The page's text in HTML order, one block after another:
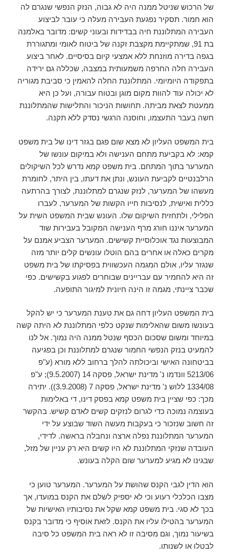
של הרכוש שניטל ממנה היה לא גבוה, הנזק הנפשי שנגרם לה
הוא חמור. תסקיר נפגעת העבירה מעלה כי עובר לביצוע
העבירה המתלוננת חיה בבדידות ובעוני קשים: מדובר באלמנה
בת 91, שמתקיימת מקצבת זקנה של ביטוח לאומי ומתגוררת
בגפה בדירה מוזנחת ללא אמצעי קיום בסיסיים. לאחר ביצוע
העבירה חלה החרפה משמעותית במצבה, שכללה גם ירידה
בתפקודה היומיומי. המתלוננת החלה להאמין כי סביבת מגוריה
לא יכולה עוד להוות מקום מוגן ובטוח עבורה, ועל כן היא
ממעטת לצאת מביתה. תחושות הניכור והתלישות שהמתלוננת
חשה בעבר התעצמו, וחוסנה הרגשי נסדק ללא תקנה.
בית המשפט העליון לא מצא שום פגם בגזר דינו של בית משפט
קמא: לא בקביעת מתחם הענישה ולא במיקום עונשו של
המערער בתוך המתחם. בית משפט קמא נדרש לכל השיקולים
הרלבנטיים לקביעת העונש, ונתן את דעתו, בין היתר, לחומרת
מעשהו של המערער, לנזק שנגרם למתלוננת, לצורך בהרתעה
כללית ואישית, לנסיבות חייו הקשות של המערער, לעברו
הפלילי, ולתחזית השיקום שלו. העונש שבית המשפט השית על
המערער איננו חורג מרף הענישה המקובל בעבירות שוד
המבוצעות נגד אוכלוסיית קשישים. המערער הצביע אמנם על
מקרים כאלה או אחרים בהם הוטלו עונשים קלים יותר מזה
שנגזר עליו, אולם המגמה העכשווית בפסיקתו של בית משפט
זה היא להחמיר עם עבריינים שבוחרים לפגוע בקשישים. כפי
שכבר ציינתי, מגמה זו הינה חיונית למיגור התופעה.
בית המשפט העליון דחה גם את טענת המערער כי יש להקל
בעונשו משום שהאלימות שנקט כלפי המתלוננת לא היתה קשה
במיוחד ומשום שסכום הכסף שנטל ממנה היה נמוך. אל לנו
להמעיט בנזק הנפשי החמור שנגרם למתלוננת וכן בפגיעה
בביטחונה האישי וביכולתה להלך ברחוב ללא מורא (ע"פ
5213/06 וונדמו נ' מדינת ישראל, פסקה 14 (9.5.2007); ע"פ
1334/08 ללוש נ' מדינת ישראל, פסקה 7 (3.9.2008)). יתירה
מכך: כפי שציין בית משפט קמא בפסק דינו, די באלימות
בעוצמה נמוכה כדי לגרום לנזקים קשים לאדם קשיש. בהקשר
זה חשוב שנזכור כי בעקבות מעשה השוד שבוצע על ידי
המערער המתלוננת נפלה ארצה ונחבלה בראשה. לדידי,
העובדה שנזקי המתלוננת לא היו קשים היא רק עניין של מזל,
שבגינו לא מגיע למערער שום הקלה בעונש.
הוא הדין לגבי הקנס שהושת על המערער. המערער טוען כי
מצבו הכלכלי רעוע וכי לא יספיק לשלם את הקנס במועדו, אך
בכך לא סגי. בית משפט קמא שקל את נסיבותיו האישיות של
המערער בהטילו עליו את הקנס. לזאת אוסיף כי מדובר בקנס
בשיעור נמוך, וגם מסיבה זו לא ראה בית המשפט כל סיבה
לבטלו או לשנותו.